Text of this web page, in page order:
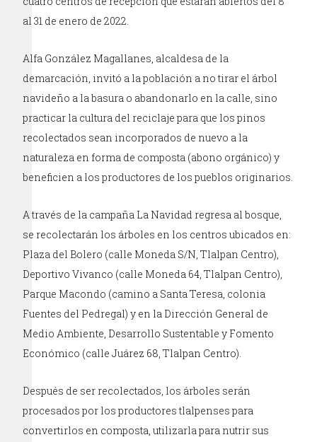
al 31 de enero de 2022.
Alfa González Magallanes, alcaldesa de la
demarcación, invitó a la población a no tirar el árbol
navideño a la basura o abandonarlo en la calle, sino
practicar la cultura del reciclaje para que los pinos
recolectados sean incorporados de nuevo a la
naturaleza en forma de composta (abono orgánico) y
beneficien a los productores de los pueblos originarios.
A través de la campaña La Navidad regresa al bosque,
se recolectarán los árboles en los centros ubicados en:
Plaza del Bolero (calle Moneda S/N, Tlalpan Centro),
Deportivo Vivanco (calle Moneda 64, Tlalpan Centro),
Parque Macondo (camino a Santa Teresa, colonia
Fuentes del Pedregal) y en la Dirección General de
Medio Ambiente, Desarrollo Sustentable y Fomento
Económico (calle Juárez 68, Tlalpan Centro).
Después de ser recolectados, los árboles serán
procesados por los productores tlalpenses para
convertirlos en composta, utilizarla para nutrir sus